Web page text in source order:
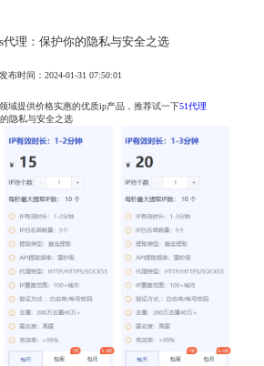
代理：保护你的隐私与安全之选
发布时间：2024-01-31 07:50:01
域提供价格实惠的优质ip产品，推荐试一下51代理
隐私与安全之选